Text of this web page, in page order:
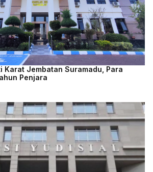
Karat Jembatan Suramadu, Para
Penjara